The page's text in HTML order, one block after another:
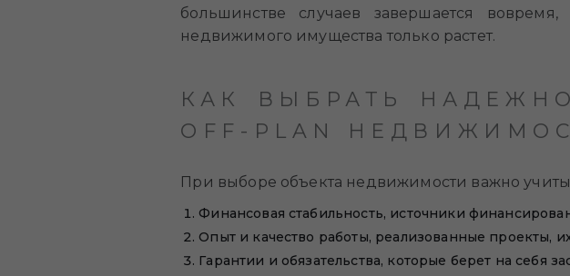
большинстве случаев завершается
недвижимого имущества только растет.
КАК ВЫБРАТЬ
OFF-PLAN
При выборе объекта недвижимости важно
Финансовая стабильность, источники
Опыт и качество работы, реализованные проекты,
Гарантии и обязательства, которые берет на себя